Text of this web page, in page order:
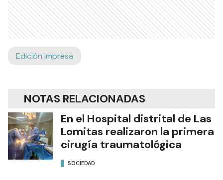
Edición Impresa
NOTAS RELACIONADAS
En el Hospital distrital de Las
Lomitas realizaron la primera
cirugía traumatológica
SOCIEDAD